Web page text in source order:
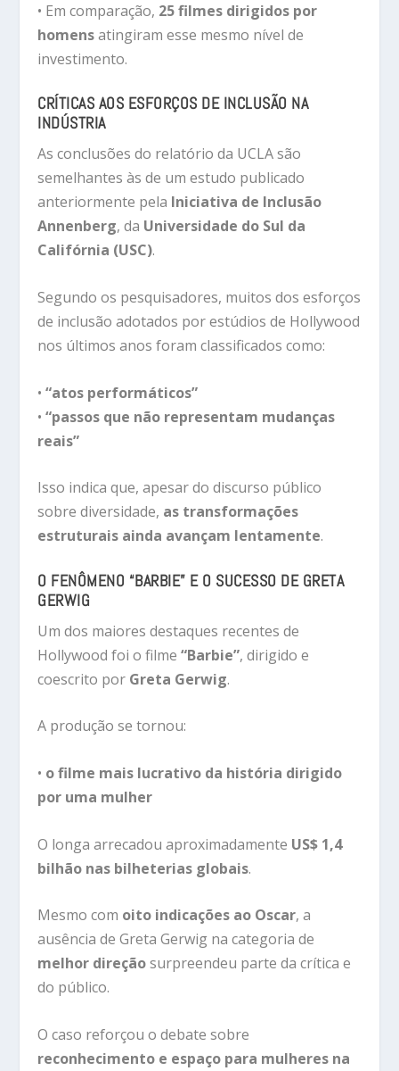
• Em comparação, 25 filmes dirigidos por
homensatingiram esse mesmo nível de
investimento.
CRÍTICAS AOS ESFORÇOS DE INCLUSÃO NA
INDÚSTRIA
As conclusões do relatório da UCLA são
semelhantes às de um estudo publicado
anteriormente pela Iniciativa de Inclusão
Annenberg, da Universidade do Sul da
Califórnia (USC).
Segundo os pesquisadores, muitos dos esforços
de inclusão adotados por estúdios de Hollywood
nos últimos anos foram classificados como:
•“atos performáticos”
•“passos que não representam mudanças
reais”
Isso indica que, apesar do discurso público
sobre diversidade, as transformações
estruturais ainda avançam lentamente.
O FENÔMENO “BARBIE” E O SUCESSO DE GRETA
GERWIG
Um dos maiores destaques recentes de
Hollywood foi o filme“Barbie”, dirigido e
coescrito por Greta Gerwig.
A produção se tornou:
• o filme mais lucrativo da história dirigido
por uma mulher
O longa arrecadou aproximadamente US$ 1,4
bilhão nas bilheterias globais.
Mesmo com oito indicações ao Oscar, a
ausência de Greta Gerwig na categoria de
melhor direçãosurpreendeu parte da crítica e
do público.
O caso reforçou o debate sobre
reconhecimento e espaço para mulheres na